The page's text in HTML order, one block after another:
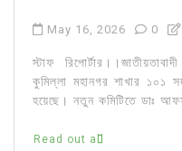
May 16, 2026 0
স্টাফ
কুমিল্লা মহানগর শাখার ১০১
হয়েছে। নতুন কমিটিতে ডাঃ
Read out all